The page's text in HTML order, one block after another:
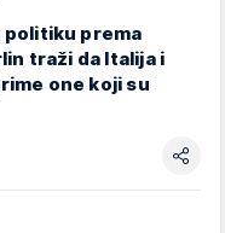
politiku prema
traži da Italija i
one koji su